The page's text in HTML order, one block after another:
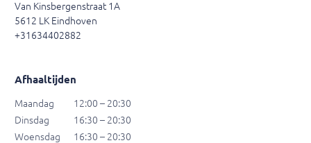
Van Kinsbergenstraat 1A
5612 LK Eindhoven
+31634402882
Afhaaltijden
Maandag
12:00 – 20:30
Dinsdag
16:30 – 20:30
Woensdag
16:30 – 20:30